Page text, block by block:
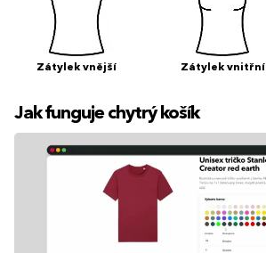
Zátylek vnější Zátylek vnitřní
Jak funguje chytrý košík